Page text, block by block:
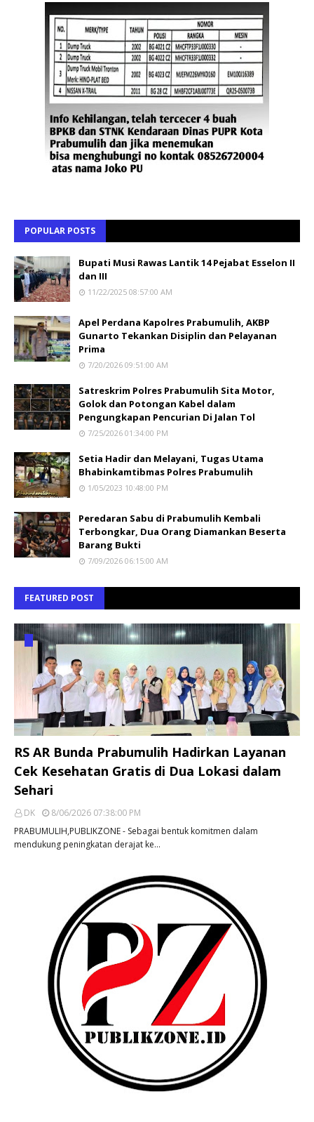
POPULAR POSTS
Bupati Musi Rawas Lantik 14 Pejabat Esselon II
dan III
11/22/2025 08:57:00 AM
Apel Perdana Kapolres Prabumulih, AKBP
Gunarto Tekankan Disiplin dan Pelayanan
Prima
7/20/2026 09:51:00 AM
Satreskrim Polres Prabumulih Sita Motor,
Golok dan Potongan Kabel dalam
Pengungkapan Pencurian Di Jalan Tol
7/25/2026 01:34:00 PM
Setia Hadir dan Melayani, Tugas Utama
Bhabinkamtibmas Polres Prabumulih
1/05/2023 10:48:00 PM
Peredaran Sabu di Prabumulih Kembali
Terbongkar, Dua Orang Diamankan Beserta
Barang Bukti
7/09/2026 06:15:00 AM
FEATURED POST
RS AR Bunda Prabumulih Hadirkan Layanan
Cek Kesehatan Gratis di Dua Lokasi dalam
Sehari
DK
8/06/2026 07:38:00 PM
PRABUMULIH,PUBLIKZONE - Sebagai bentuk komitmen dalam
mendukung peningkatan derajat ke…